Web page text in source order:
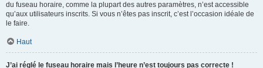
du fuseau horaire, comme la plupart des autres paramètres, n’est accessible
qu’aux utilisateurs inscrits. Si vous n’êtes pas inscrit, c’est l’occasion idéale de
le faire.
Haut
J’ai réglé le fuseau horaire mais l’heure n’est toujours pas correcte !